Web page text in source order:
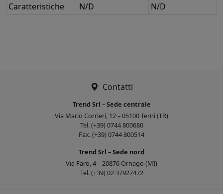
Caratteristiche N/D N/D
Contatti
Trend Srl – Sede centrale
Via Mario Corrieri, 12 – 05100 Terni (TR)
Tel. (+39) 0744 800680
Fax. (+39) 0744 800514
Trend Srl – Sede nord
Via Faro, 4 – 20876 Ornago (MI)
Tel. (+39) 02 37927472